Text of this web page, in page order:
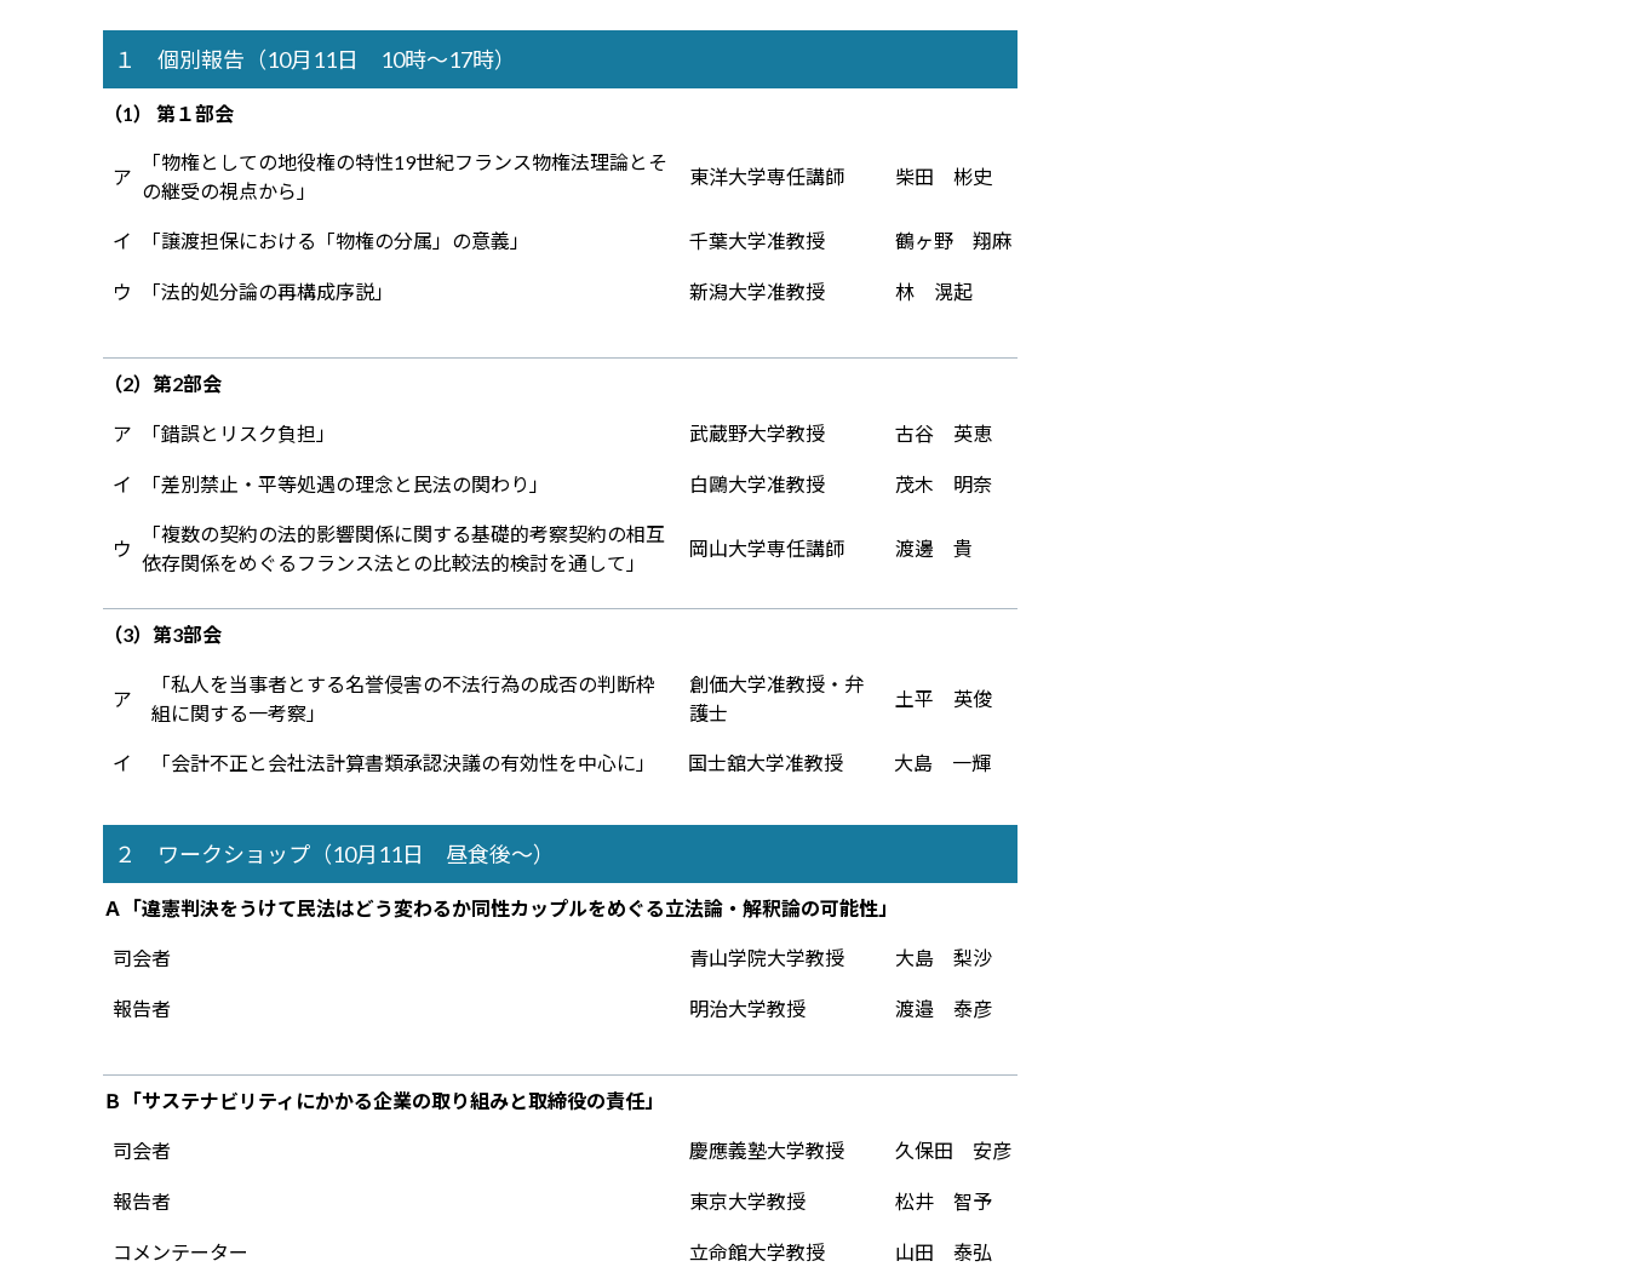
１ 個別報告（10月11日 10時～17時）
（1） 第１部会
ア
「物権としての地役権の特性――19世紀フランス物権法理論とそ
の継受の視点から――」
東洋大学専任講師 柴田 彬史
イ 「譲渡担保における「物権の分属」の意義」 千葉大学准教授 鶴ヶ野 翔麻
ウ 「法的処分論の再構成序説」 新潟大学准教授 林 滉起
（2） 第2部会
ア 「錯誤とリスク負担」 武蔵野大学教授 古谷 英恵
イ 「差別禁止・平等処遇の理念と民法の関わり」 白鷗大学准教授 茂木 明奈
ウ
「複数の契約の法的影響関係に関する基礎的考察――契約の相互
依存関係をめぐるフランス法との比較法的検討を通して――」
岡山大学専任講師 渡邊 貴
（3） 第3部会
ア
「私人を当事者とする名誉侵害の不法行為の成否の判断枠
組に関する一考察」
創価大学准教授・弁
護士
土平 英俊
イ 「会計不正と会社法――計算書類承認決議の有効性を中心に――」 国士舘大学准教授 大島 一輝
２ ワークショップ（10月11日 昼食後～）
Ａ「違憲判決をうけて民法はどう変わるか――同性カップルをめぐる立法論・解釈論の可能性――」
司会者 青山学院大学教授 大島 梨沙
報告者 明治大学教授 渡邉 泰彦
Ｂ「サステナビリティにかかる企業の取り組みと取締役の責任」
司会者 慶應義塾大学教授 久保田 安彦
報告者 東京大学教授 松井 智予
コメンテーター 立命館大学教授 山田 泰弘